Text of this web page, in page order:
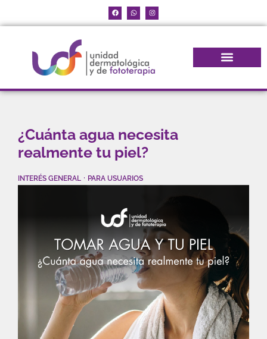
¿Cuánta agua necesita
realmente tu piel?
INTERÉS GENERAL · PARA USUARIOS